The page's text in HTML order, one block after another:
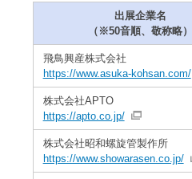
出展企業名
（※50音順、敬称略）
飛鳥興産株式会社
https://www.asuka-kohsan.com/
株式会社APTO
https://apto.co.jp/
株式会社昭和螺旋管製作所
https://www.showarasen.co.jp/